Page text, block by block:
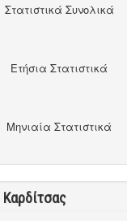
Στατιστικά Συνολικά
Ετήσια Στατιστικά
Μηνιαία Στατιστικά